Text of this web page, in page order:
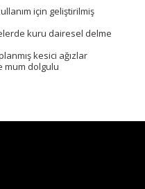
için geliştirilmiş
kuru dairesel delme
kesici ağızlar
mum dolgulu